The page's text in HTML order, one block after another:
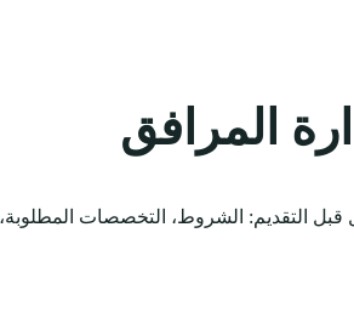
المرافق
التقديم: الشروط، التخصصات المطلوبة،